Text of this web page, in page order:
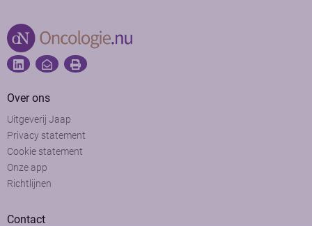
Over ons
Uitgeverij Jaap
Privacy statement
Cookie statement
Onze app
Richtlijnen
Contact